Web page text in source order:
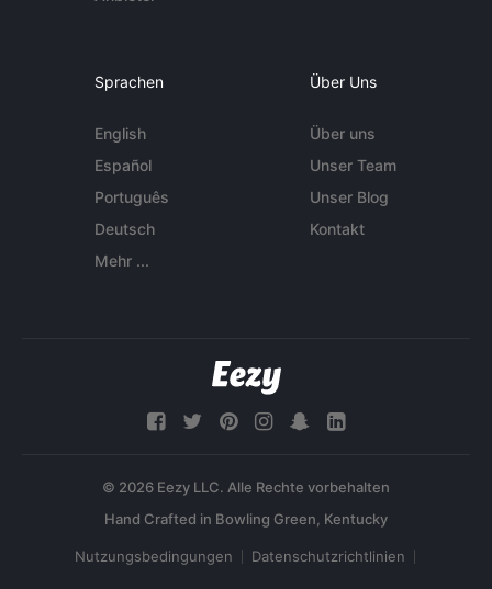
Sprachen
English
Español
Português
Deutsch
Mehr ...
Über Uns
Über uns
Unser Team
Unser Blog
Kontakt
© 2026 Eezy LLC. Alle Rechte vorbehalten
Nutzungsbedingungen Datenschutzrichtlinien